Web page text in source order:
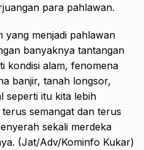
para pahlawan.
yang menjadi pahlawan
banyaknya tantangan
kondisi alam, fenomena
banjir, tanah longsor,
seperti itu kita lebih
semangat dan terus
sekali merdeka
(Jat/Adv/Kominfo Kukar)